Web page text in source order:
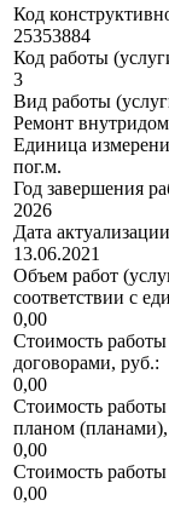
Код
25353884
Код работы
3
Вид работы
Ремонт
Единица
пог.м.
Год завершения
2026
Дата
13.06.2021
Объем работ
соответствии с
0,00
Стоимость
договорами, руб.:
0,00
Стоимость
планом
0,00
Стоимость
0,00